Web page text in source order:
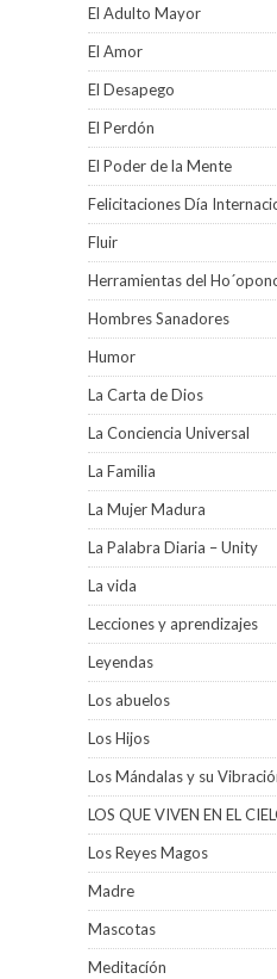
El Adulto Mayor
El Amor
El Desapego
El Perdón
El Poder de la Mente
Felicitaciones Día
Fluir
Herramientas del
Hombres Sanadores
Humor
La Carta de Dios
La Conciencia Universal
La Familia
La Mujer Madura
La Palabra Diaria – Unity
La vida
Lecciones y aprendizajes
Leyendas
Los abuelos
Los Hijos
Los Mándalas y su
LOS QUE VIVEN EN EL
Los Reyes Magos
Madre
Mascotas
Meditacíón